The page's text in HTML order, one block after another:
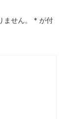
せん。 * が付